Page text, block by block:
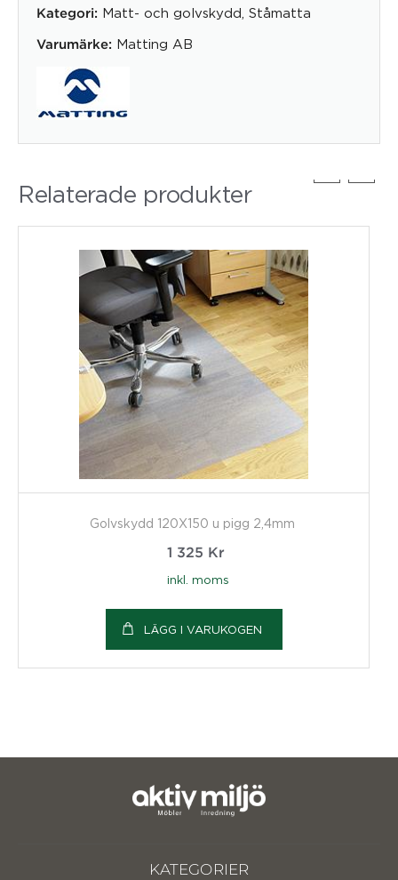
Kategori: Matt- och golvskydd Ståmatta
Varumärke: Matting AB
Relaterade produkter
Golvskydd 120X150 u pigg 2,4mm
1 325 Kr
inkl. moms
LÄGG I VARUKOGEN
KATEGORIER